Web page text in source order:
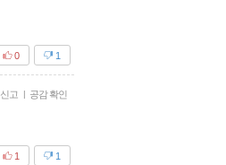
1
0
신고 | 공감 확인
1
1